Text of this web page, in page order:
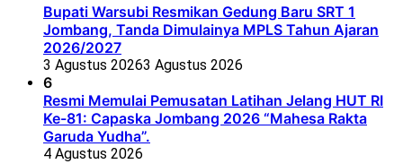
Bupati Warsubi Resmikan Gedung Baru SRT 1
Jombang, Tanda Dimulainya MPLS Tahun Ajaran
2026/2027
3 Agustus 20263 Agustus 2026
6
Resmi Memulai Pemusatan Latihan Jelang HUT RI
Ke-81: Capaska Jombang 2026 “Mahesa Rakta
Garuda Yudha”.
4 Agustus 2026